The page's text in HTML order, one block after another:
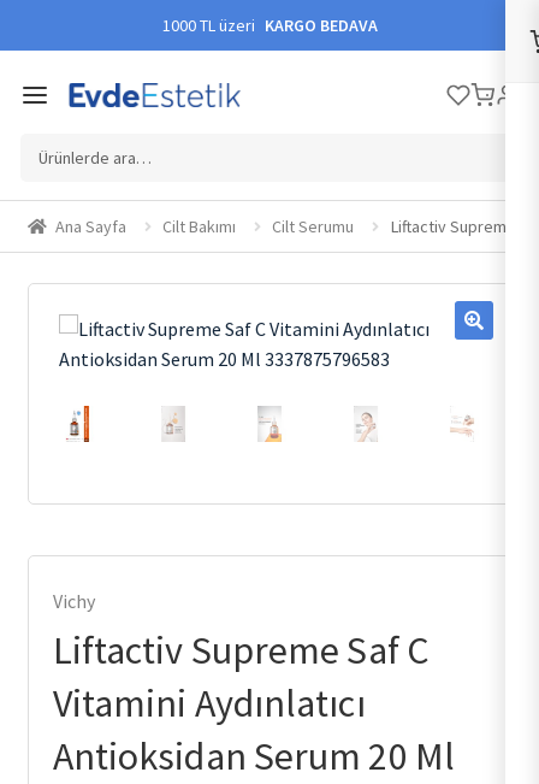
1000 TL üzeri KARGO BEDAVA
Ara:
Ana Sayfa Cilt Bakımı Cilt Serumu Liftactiv Supreme
Vichy
Liftactiv Supreme Saf C
Vitamini Aydınlatıcı
Antioksidan Serum 20 Ml